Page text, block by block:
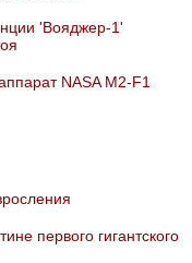
'Вояджер-1'
NASA M2-F1
первого гигантского